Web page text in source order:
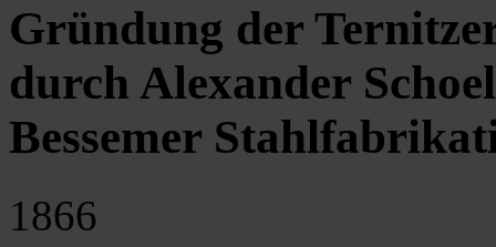
Gründung der
durch Alexander
Bessemer
1866